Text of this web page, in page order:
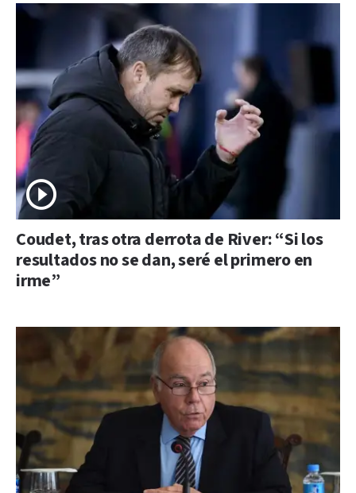
Coudet, tras otra derrota de River: “Si los
resultados no se dan, seré el primero en
irme”